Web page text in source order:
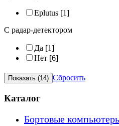
Eplutus [1]
С радар-детектором
Да [1]
Нет [6]
Сбросить
Каталог
Бортовые